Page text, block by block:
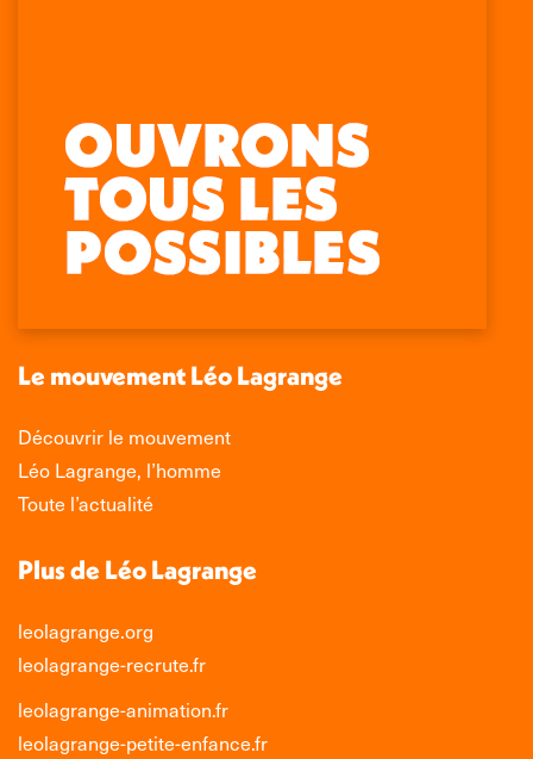
Retrouvez-nous sur :
Facebook
s'ouvre
une
fenêtre
La
page
X
s'ouvre
une
fenêtre
La
page
LinkedIn
s'ouvre
une
fenêtre
La
page
Instagram
s'ouvre
une
nouvelle
fenêtre
Le mouvement Léo Lagrange
Découvrir le mouvement
Léo Lagrange, l’homme
Toute l’actualité
Plus de Léo Lagrange
leolagrange.org
leolagrange-recrute.fr
leolagrange-animation.fr
leolagrange-petite-enfance.fr